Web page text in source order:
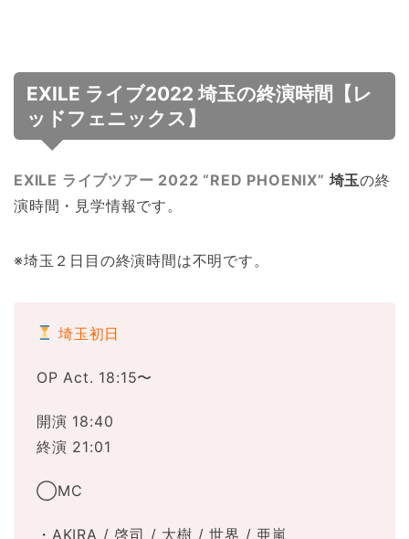
EXILE ライブ2022 埼玉の終演時間【レ
ッドフェニックス】
EXILE ライブツアー 2022 “RED PHOENIX” 埼玉の終
演時間・見学情報です。
※埼玉２日目の終演時間は不明です。
埼玉初日
OP Act. 18:15〜
開演 18:40
終演 21:01
◯MC
・AKIRA / 啓司 / 大樹 / 世界 / 亜嵐